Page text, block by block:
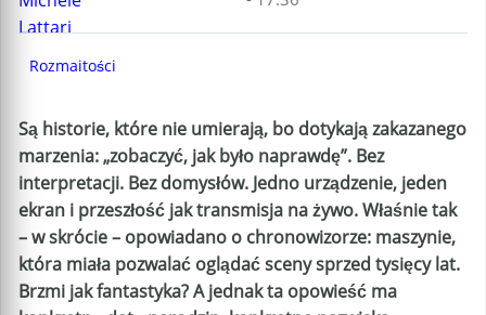
Rozmaitości
Są historie, które nie umierają, bo dotykają zakazanego
marzenia: „zobaczyć, jak było naprawdę”. Bez
interpretacji. Bez domysłów. Jedno urządzenie, jeden
ekran i przeszłość jak transmisja na żywo. Właśnie tak
– w skrócie – opowiadano o chronowizorze: maszynie,
która miała pozwalać oglądać sceny sprzed tysięcy lat.
Brzmi jak fantastyka? A jednak ta opowieść ma